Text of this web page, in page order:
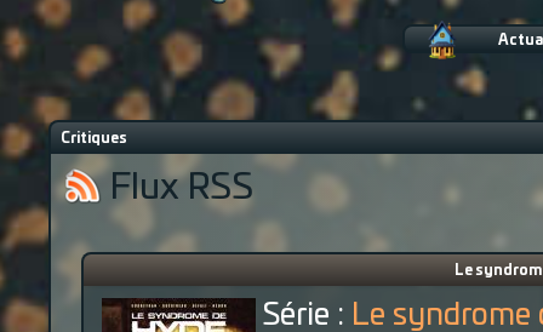
Critiques
Flux RSS
Le
Série : Le syndrome